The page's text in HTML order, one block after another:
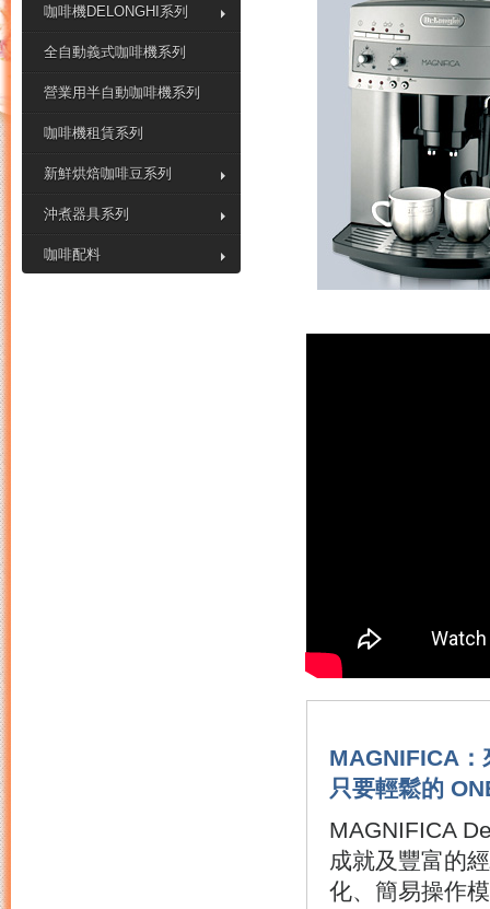
咖啡機DELONGHI系列
全自動義式咖啡機系列
營業用半自動咖啡機系列
咖啡機租賃系列
新鮮烘焙咖啡豆系列
沖煮器具系列
咖啡配料
MAGNIFICA：
只要輕鬆的
MAGNIFICA
成就及豐富的
化、簡易操作